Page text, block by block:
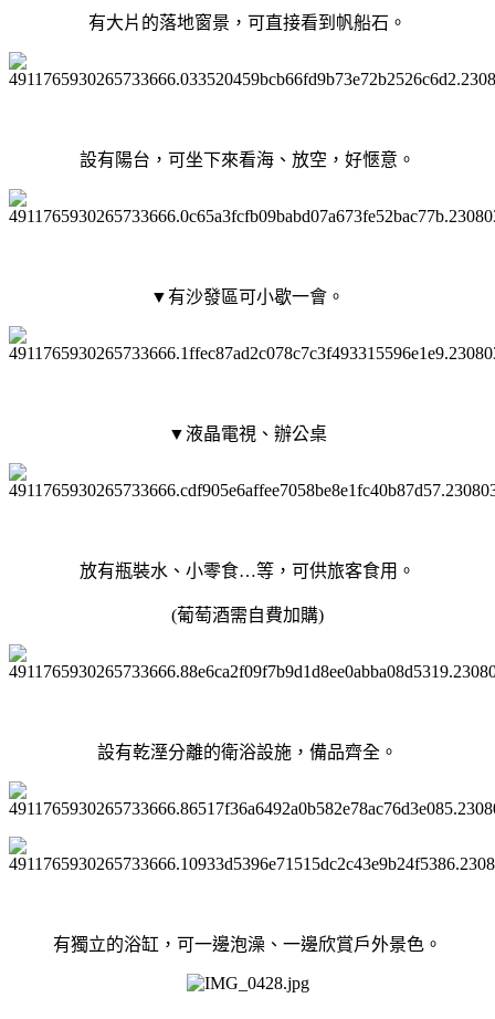
有大片的落地窗景，可直接看到帆船石。
設有陽台，可坐下來看海、放空，好愜意。
▼有沙發區可小歇一會。
▼液晶電視、辦公桌
放有瓶裝水、小零食…等，可供旅客食用。
(葡萄酒需自費加購)
設有乾溼分離的衛浴設施，備品齊全。
有獨立的浴缸，可一邊泡澡、一邊欣賞戶外景色。